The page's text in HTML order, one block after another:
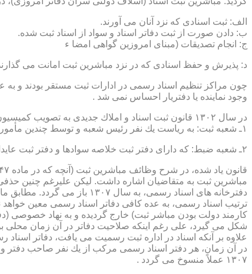
الف: ثبت اسنادی كه نزد آنان می آورند.
ب: دادن صورت از ثبت دفاتر اسناد و سواد از اسناد ثبت شده.
ج: انجام تصدیقات (مبنای امروزین گواهی امضا ء
د: پذیرش و حفظ اسنادی كه در نزد مباشرین ثبت امانت می
چون مراكز تنظیم اسناد رسمی در ادارات ثبت مستقر بودند و به
وجود نماینده یا دفتریار احساس نمی شد .
در سال ۱۳۰۲ قانون ثبت اسناد و املاك جدیدی به تصویب كمیسیون عدلیه مجلس شورای ملی رسید كه مطابق ماده ۵ قانون یاد شده، هر دایره ثبت اسناد، از دو قسمت زیر تشكیل می شد.
۱ـ شعبه ثبت: به ریاست یك نفر رئیس شعبه و توسط چندین مأمور متخصص (بنام مباشرین ثبت) اداره می شد
۲ـ شعبه ضبط: كه دارای دفتر ثبت خلاصه سوادها و دفتر ثبت عایدات بود و توسط سایر كارمندان (اجزاء) اداره ثبت تصدی می شد .
مباشرین ثبت به متقاضیان اشاره داشت. لیكن علیرغم چنین
ترتیب اسناد رسمی، به عده كافی دفاتر اسناد رسمی معین
كارمند دولت بودن مباشر ثبت) خارج گردیده و به نهاد
علاوه بر آنكه اسناد در اداره ثبت رسمیت می یافت، دفاتر
۱۳۰۷ عملاً منسوخ می گردد .